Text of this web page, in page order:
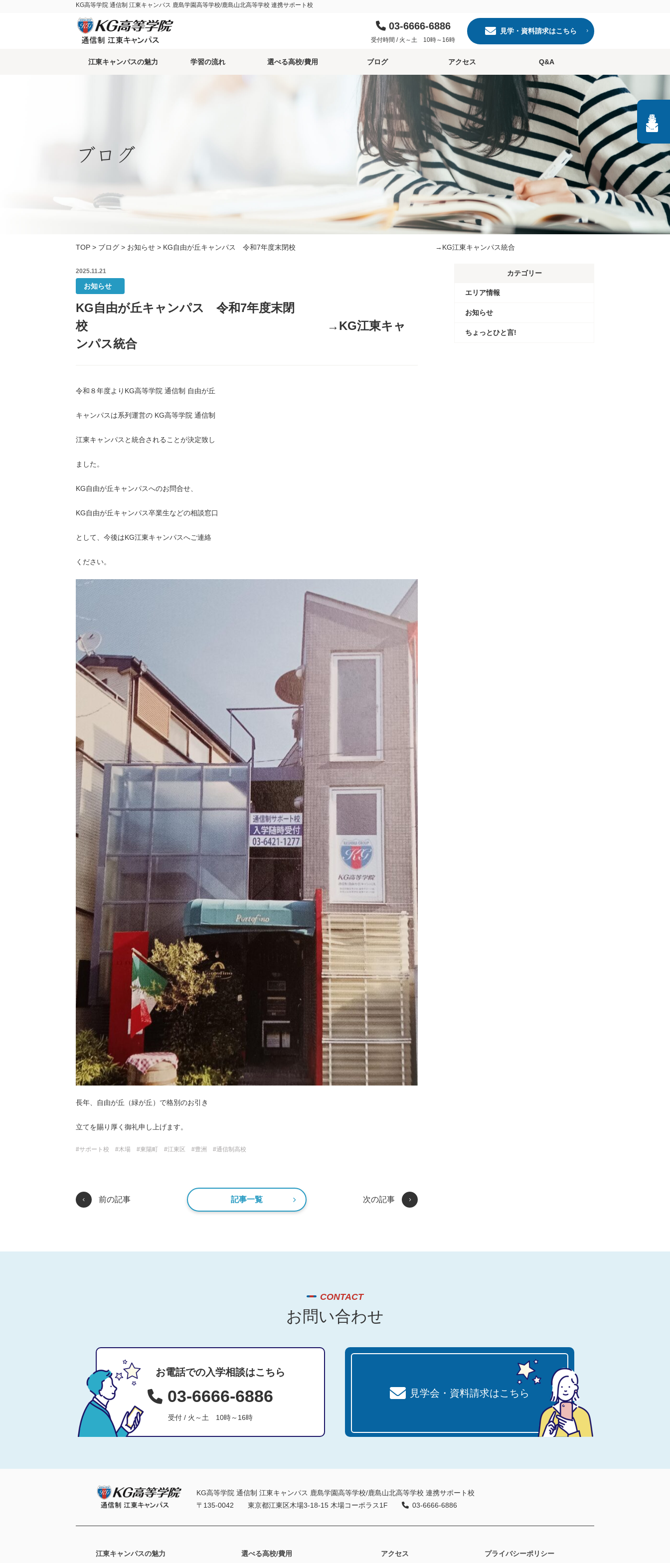
KG高等学院 通信制 江東キャンパス 鹿島学園高等学校/鹿島山北高等学校 連携サポート校
03-6666-6886
受付時間 / 火～土 10時～16時
見学・資料請求はこちら
江東キャンパスの魅力 学習の流れ 選べる高校/費用 ブログ アクセス Q&A
ブログ
TOP > ブログ > お知らせ > KG自由が丘キャンパス 令和7年度末閉校 →KG江東キャンパス統合
2025.11.21
お知らせ
KG自由が丘キャンパス 令和7年度末閉
校 →KG江東キャ
ンパス統合
令和８年度よりKG高等学院 通信制 自由が丘
キャンパスは系列運営の KG高等学院 通信制
江東キャンパスと統合されることが決定致し
ました。
KG自由が丘キャンパスへのお問合せ、
KG自由が丘キャンパス卒業生などの相談窓口
として、今後はKG江東キャンパスへご連絡
ください。
長年、自由が丘（緑が丘）で格別のお引き
立てを賜り厚く御礼申し上げます。
サポート校 木場 東陽町 江東区 豊洲 通信制高校
前の記事 次の記事
記事一覧
カテゴリー
エリア情報
お知らせ
ちょっとひと言!
CONTACT
お問い合わせ
お電話での入学相談はこちら
03-6666-6886
受付 / 火～土 10時～16時
見学会・資料請求はこちら
KG高等学院 通信制 江東キャンパス 鹿島学園高等学校/鹿島山北高等学校 連携サポート校
〒135-0042
東京都江東区木場3-18-15 木場コーポラス1F 03-6666-6886
江東キャンパスの魅力 選べる高校/費用 アクセス プライバシーポリシー
見学・資料請求